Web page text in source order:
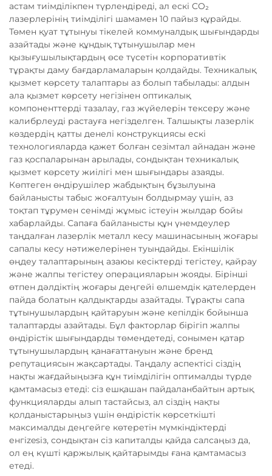
астам тиімділікпен түрлендіреді, ал ескі CO₂
лазерлерінің тиімділігі шамамен 10 пайыз құрайды.
Төмен қуат тұтынуы тікелей коммуналдық шығындарды
азайтады және құндық тұтынушылар мен
қызығушылықтардың өсе түсетін корпоративтік
тұрақты даму бағдарламаларын қолдайды. Техникалық
қызмет көрсету талаптары аз болып табылады: алдын
ала қызмет көрсету негізінен оптикалық
компоненттерді тазалау, газ жүйелерін тексеру және
калибрлеуді растауға негізделген. Талшықты лазерлік
көздердің қатты денелі конструкциясы ескі
технологияларда қажет болған сезімтал айнадан және
газ қоспаларынан арылады, сондықтан техникалық
қызмет көрсету жиілігі мен шығындары азаяды.
Көптеген өндірушілер жабдықтың бұзылуына
байланысты табыс жоғалтуын болдырмау үшін, аз
тоқтап тұрумен сенімді жұмыс істеуін жылдар бойы
хабарлайды. Сапаға байланысты құн үнемдеулер
таңдалған лазерлік металл кесу машинасының жоғары
сапалы кесу нәтижелерінен туындайды. Екіншілік
өңдеу талаптарының азаюы кесіктерді тегістеу, қайрау
және жалпы тегістеу операцияларын жояды. Бірінші
өтпен дәлдіктің жоғары деңгейі өлшемдік қателерден
пайда болатын қалдықтарды азайтады. Тұрақты сапа
тұтынушылардың қайтаруын және кепілдік бойынша
талаптарды азайтады. Бұл факторлар бірігіп жалпы
өндірістік шығындарды төмендетеді, сонымен қатар
тұтынушылардың қанағаттануын және бренд
репутациясын жақсартады. Таңдалу аспектісі сіздің
нақты жағдайыңызға құн тиімділігін оптималды түрде
қамтамасыз етеді: сіз ешқашан пайдаланбайтын артық
функцияларды алып тастайсыз, ал сіздің нақты
қолданыстарыңыз үшін өндірістік көрсеткішті
максималды деңгейге көтеретін мүмкіндіктерді
енгіzesіз, сондықтан сіз капиталды қайда салсаңыз да,
ол ең күшті қаржылық қайтарымды ғана қамтамасыз
етеді.